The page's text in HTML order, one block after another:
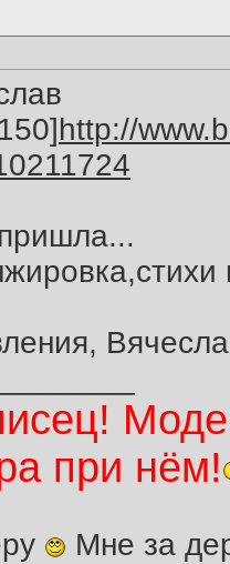
http://
при нём!
Мне за